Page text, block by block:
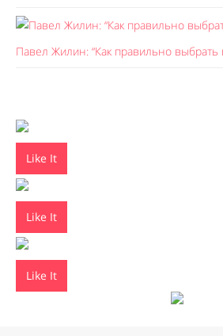
Павел Жилин: “Как правильно выбрать
Like It
Like It
Like It